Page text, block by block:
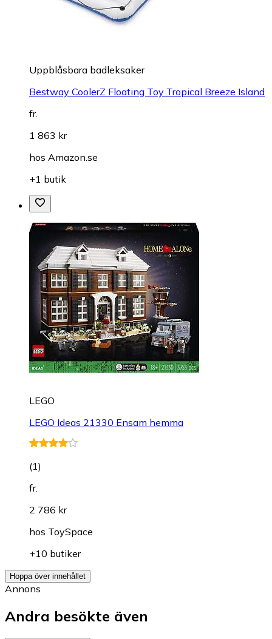
Uppblåsbara badleksaker
Bestway CoolerZ Floating Toy Tropical Breeze Island
fr.
1 863 kr
hos Amazon.se
+1 butik
LEGO
LEGO Ideas 21330 Ensam hemma
(1)
fr.
2 786 kr
hos ToySpace
+10 butiker
Hoppa över innehållet
Annons
Andra besökte även